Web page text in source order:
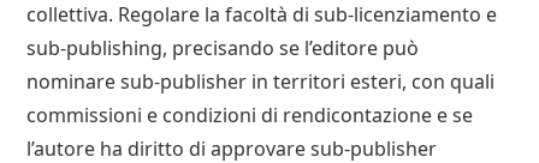
collettiva. Regolare la facoltà di sub-licenziamento e
sub-publishing, precisando se l’editore può
nominare sub-publisher in territori esteri, con quali
commissioni e condizioni di rendicontazione e se
l’autore ha diritto di approvare sub-publisher